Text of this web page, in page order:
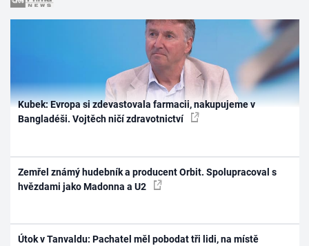
Kubek: Evropa si zdevastovala farmacii, nakupujeme v
Bangladéši. Vojtěch ničí zdravotnictví
Zemřel známý hudebník a producent Orbit. Spolupracoval s
hvězdami jako Madonna a U2
Útok v Tanvaldu: Pachatel měl pobodat tři lidi, na místě